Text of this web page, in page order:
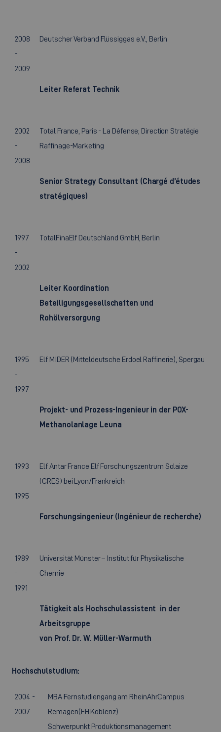
2008
-
2009
Deutscher Verband Flüssiggas e.V., Berlin
Leiter Referat Technik
2002
-
2008
Total France, Paris - La Défense; Direction Stratégie
Raffinage-Marketing
Senior Strategy Consultant (Chargé d’études
stratégiques)
1997
-
2002
TotalFinaElf Deutschland GmbH, Berlin
Leiter Koordination
Beteiligungsgesellschaften und
Rohölversorgung
1995
-
1997
Elf MIDER (Mitteldeutsche Erdoel Raffinerie), Spergau
Projekt- und Prozess-Ingenieur in der POX-
Methanolanlage Leuna
1993
-
1995
Elf Antar France Elf Forschungszentrum Solaize
(CRES) bei Lyon/Frankreich
Forschungsingenieur (Ingénieur de recherche)
1989
-
1991
Universität Münster – Institut für Physikalische
Chemie
Tätigkeit als Hochschulassistent in der
Arbeitsgruppe
von Prof. Dr. W. Müller-Warmuth
Hochschulstudium:
2004 -
2007
MBA Fernstudiengang am RheinAhrCampus
Remagen(FH Koblenz)
Schwerpunkt Produktionsmanagement